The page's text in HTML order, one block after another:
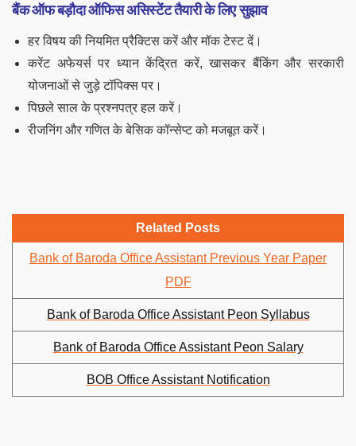
बैंक ऑफ बड़ौदा ऑफिस असिस्टेंट तैयारी के लिए सुझाव
हर विषय की नियमित प्रैक्टिस करें और मॉक टेस्ट दें।
करेंट अफेयर्स पर ध्यान केंद्रित करें, खासकर बैंकिंग और सरकारी
योजनाओं से जुड़े टॉपिक्स पर।
पिछले साल के प्रश्नपत्र हल करें।
रीजनिंग और गणित के बेसिक कॉन्सेप्ट को मजबूत करें।
Related Posts
Bank of Baroda Office Assistant Previous Year Paper
PDF
Bank of Baroda Office Assistant Peon Syllabus
Bank of Baroda Office Assistant Peon Salary
BOB Office Assistant Notification